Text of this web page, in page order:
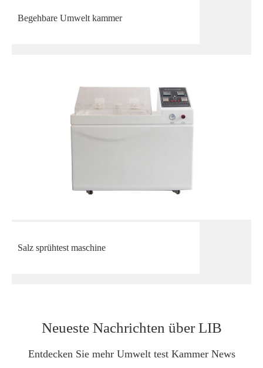
Begehbare Umwelt kammer
Salz sprühtest maschine
Neueste Nachrichten über LIB
Entdecken Sie mehr Umwelt test Kammer News